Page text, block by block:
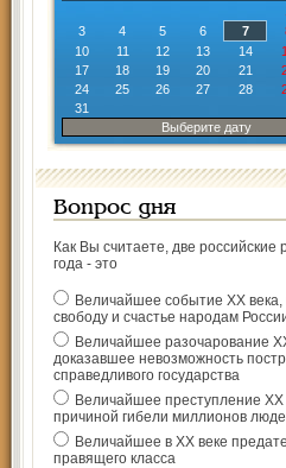
3
4 5 6 7
10
11 12 13 14
17
18 19 20 21
24
25 26 27 28
31
Выберите дату
Вопрос дня
Как Вы считаете, две российские
года - это
Величайшее событие ХХ
свободу и счастье народам
Величайшее разочарование
доказавшее невозможность
справедливого государства
Величайшее преступление ХХ
причиной гибели миллионов
Величайшее в ХХ веке
правящего класса